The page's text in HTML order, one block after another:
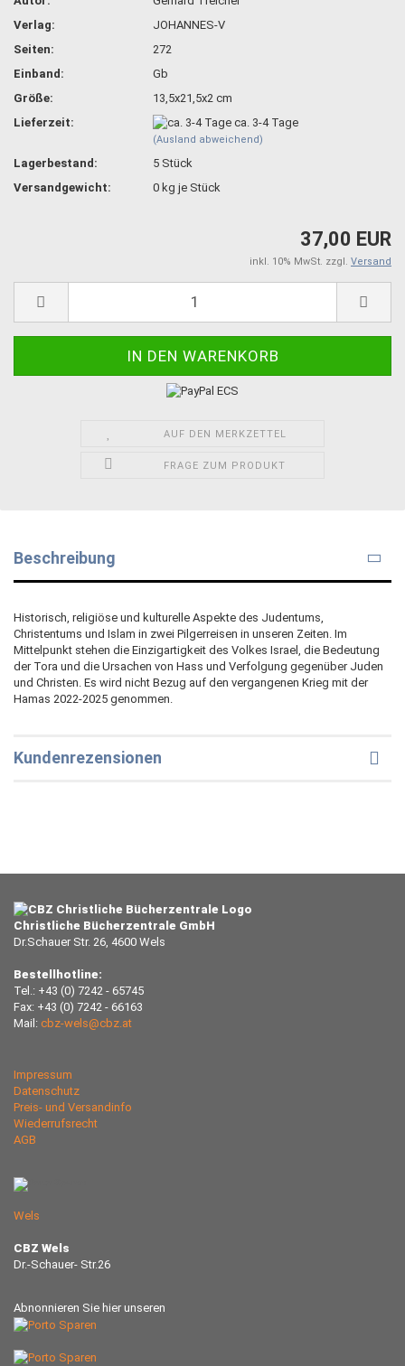
Verlag:
JOHANNES-V
Seiten:
272
Einband:
Gb
Größe:
13,5x21,5x2 cm
Lieferzeit:
ca. 3-4 Tage
(Ausland abweichend)
Lagerbestand: 5 Stück
Versandgewicht:
0 kg je Stück
37,00 EUR
inkl. 10% MwSt. zzgl. Versand
AUF DEN MERKZETTEL
FRAGE ZUM PRODUKT
Beschreibung
Historisch, religiöse und kulturelle Aspekte des Judentums,
Christentums und Islam in zwei Pilgerreisen in unseren Zeiten. Im
Mittelpunkt stehen die Einzigartigkeit des Volkes Israel, die Bedeutung
der Tora und die Ursachen von Hass und Verfolgung gegenüber Juden
und Christen. Es wird nicht Bezug auf den vergangenen Krieg mit der
Hamas 2022-2025 genommen.
Kundenrezensionen
Christliche Bücherzentrale GmbH
Dr.Schauer Str. 26, 4600 Wels
Bestellhotline:
Tel.: +43 (0) 7242 - 65745
Fax: +43 (0) 7242 - 66163
Mail: cbz-wels@cbz.at
Impressum
Datenschutz
Preis- und Versandinfo
Wiederrufsrecht
AGB
Wels
CBZ Wels
Dr.-Schauer- Str.26
Abnonnieren Sie hier unseren